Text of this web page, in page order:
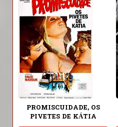
PROMISCUIDADE, OS
PIVETES DE KÁTIA